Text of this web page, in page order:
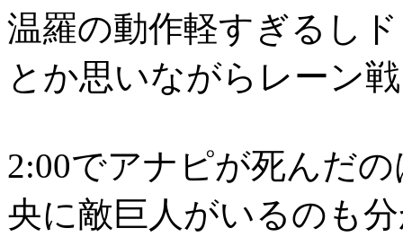
温羅の動作軽すぎるし
とか思いながらレーン
2:00でアナピが死んだ
央に敵巨人がいるのも